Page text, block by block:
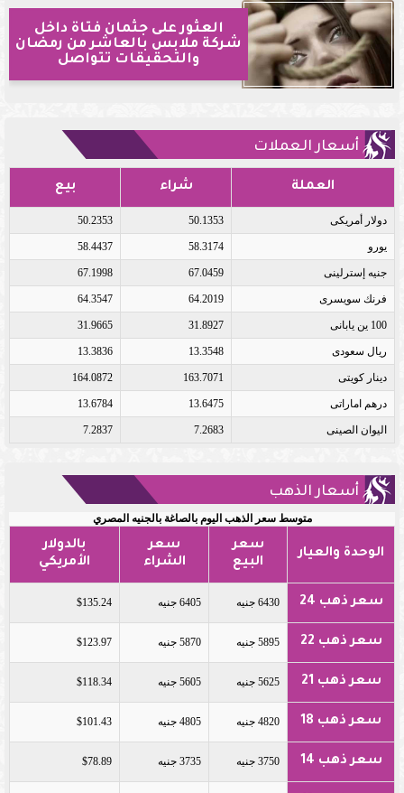
العثور على جثمان فتاة داخل
شركة ملابس بالعاشر من رمضان
والتحقيقات تتواصل
أسعار العملات
العملة شراء بيع
دولار أمريكى 50.1353
50.2353
يورو 58.3174
58.4437
جنيه إسترلينى 67.0459
67.1998
فرنك سويسرى 64.2019
64.3547
100 ين يابانى 31.8927
31.9665
ريال سعودى 13.3548
13.3836
دينار كويتى 163.7071
164.0872
درهم اماراتى 13.6475
13.6784
اليوان الصينى 7.2683
7.2837
أسعار الذهب
متوسط سعر الذهب اليوم بالصاغة بالجنيه المصري
الوحدة والعيار
سعر
البيع
سعر
الشراء
بالدولار
الأمريكي
سعر ذهب 24 6430 جنيه 6405 جنيه $135.24
سعر ذهب 22 5895 جنيه 5870 جنيه $123.97
سعر ذهب 21 5625 جنيه 5605 جنيه $118.34
سعر ذهب 18 4820 جنيه 4805 جنيه $101.43
سعر ذهب 14 3750 جنيه 3735 جنيه $78.89